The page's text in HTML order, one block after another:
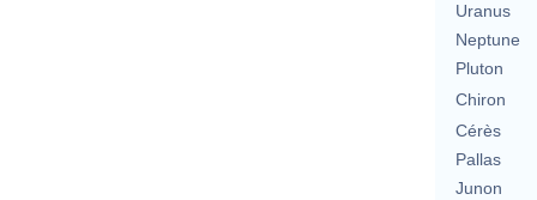
Uranus
Neptune
Pluton
Chiron
Cérès
Pallas
Junon